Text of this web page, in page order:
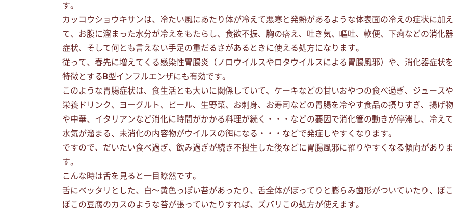
す。
カッコウショウキサンは、冷たい風にあたり体が冷えて悪寒と発熱があるような体表面の冷えの症状に加え
て、お腹に溜まった水分が冷えをもたらし、食欲不振、胸の痞え、吐き気、嘔吐、軟便、下痢などの消化器
症状、そして何とも言えない手足の重だるさがあるときに使える処方になります。
従って、春先に増えてくる感染性胃腸炎（ノロウイルスやロタウイルスによる胃腸風邪）や、消化器症状を
特徴とするB型インフルエンザにも有効です。
このような胃腸症状は、食生活とも大いに関係していて、ケーキなどの甘いおやつの食べ過ぎ、ジュースや
栄養ドリンク、ヨーグルト、ビール、生野菜、お刺身、お寿司などの胃腸を冷やす食品の摂りすぎ、揚げ物
や中華、イタリアンなど消化に時間がかかる料理が続く・・・などの要因で消化管の動きが停滞し、冷えて
水気が溜まる、未消化の内容物がウイルスの餌になる・・・などで発症しやすくなります。
ですので、だいたい食べ過ぎ、飲み過ぎが続き不摂生した後などに胃腸風邪に罹りやすくなる傾向がありま
す。
こんな時は舌を見ると一目瞭然です。
舌にベッタリとした、白〜黄色っぽい苔があったり、舌全体がぼってりと膨らみ歯形がついていたり、ぼこ
ぼこの豆腐のカスのような苔が張っていたりすれば、ズバリこの処方が使えます。